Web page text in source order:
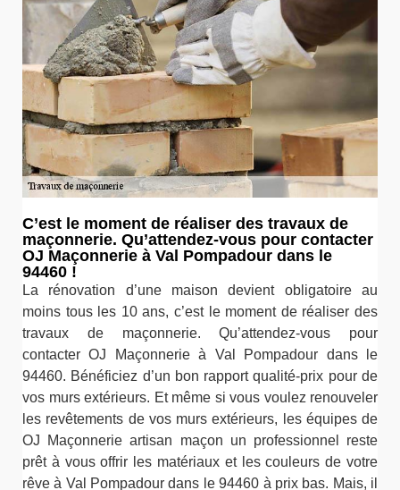
C’est le moment de réaliser des travaux de
maçonnerie. Qu’attendez-vous pour contacter
OJ Maçonnerie à Val Pompadour dans le
94460 !
La rénovation d’une maison devient obligatoire au
moins tous les 10 ans, c’est le moment de réaliser des
travaux de maçonnerie. Qu’attendez-vous pour
contacter OJ Maçonnerie à Val Pompadour dans le
94460. Bénéficiez d’un bon rapport qualité-prix pour de
vos murs extérieurs. Et même si vous voulez renouveler
les revêtements de vos murs extérieurs, les équipes de
OJ Maçonnerie artisan maçon un professionnel reste
prêt à vous offrir les matériaux et les couleurs de votre
rêve à Val Pompadour dans le 94460 à prix bas. Mais, il